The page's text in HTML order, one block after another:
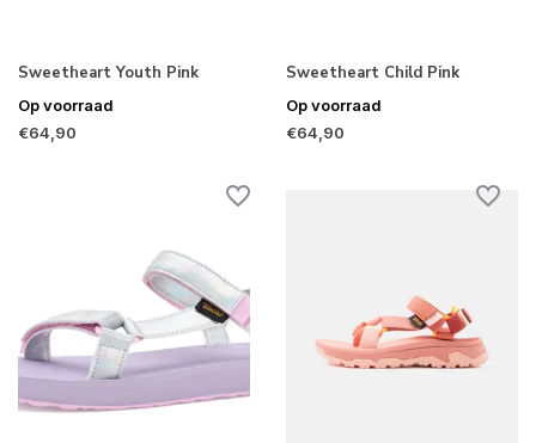
Sweetheart Youth Pink
Op voorraad
€64,90
Sweetheart Child Pink
Op voorraad
€64,90